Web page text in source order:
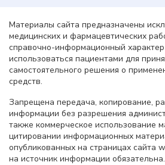
Материалы сайта предназначены
медицинских и фармацевтических
справочно-информационный
использоваться пациентами для
самостоятельного решения о
средств.
Запрещена передача, копирование,
информации без разрешения
также коммерческое использование
цитировании информационных
опубликованных на страницах сайта
на источник информации обязательна.